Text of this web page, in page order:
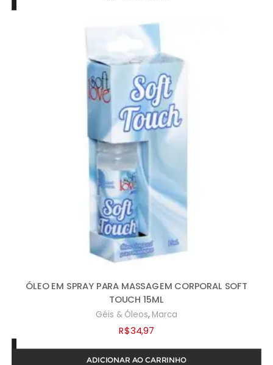
ÓLEO EM SPRAY PARA MASSAGEM CORPORAL SOFT
TOUCH 15ML
Géis & Óleos, Marca
R$34,97
ADICIONAR AO CARRINHO